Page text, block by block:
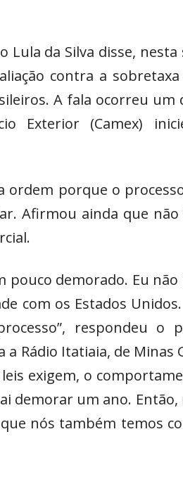
Lula da Silva disse,
contra a
A fala ocorreu
Exterior (Camex)
ordem porque o
Afirmou ainda que
pouco demorado. Eu
com os Estados
respondeu o
Rádio Itatiaia, de Minas
exigem, o
demorar um ano.
nós também temos